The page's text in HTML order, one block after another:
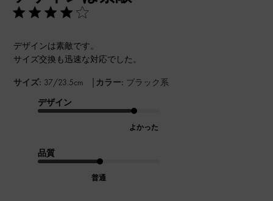
デザインは素敵です。
サイズ交換も迅速な対応でした。
サイズ: 37/23.5cm | カラー: ブラック系
デザイン
よかった
品質
普通